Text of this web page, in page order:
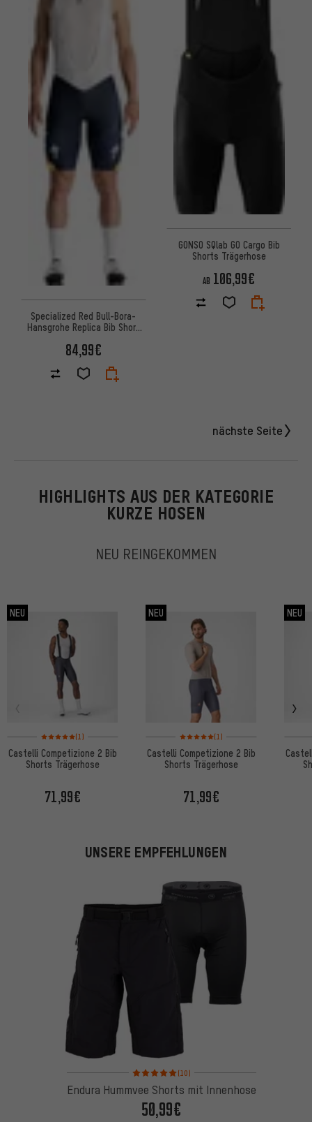
Specialized Red Bull-Bora-
Hansgrohe Replica Bib Short
84,99€
GONSO SQlab GO Cargo Bib
Shorts Trägerhose
AB 106,99€
nächste Seite
HIGHLIGHTS AUS DER KATEGORIE
KURZE HOSEN
NEU REINGEKOMMEN
NEU
Bewertungen: 5 von 5 basierend auf 1 Bewertungen
(1)
Castelli Competizione 2 Bib
Shorts Trägerhose
71,99€
NEU
Bewertungen: 5 von 5 basierend auf
(1)
Castelli Competizione 2 Bib
Shorts Trägerhose
71,99€
NEU
UNSERE EMPFEHLUNGEN
Bewertungen: 5 von 5 basierend auf 10
(10)
Endura Hummvee Shorts mit Innenhose
50,99€